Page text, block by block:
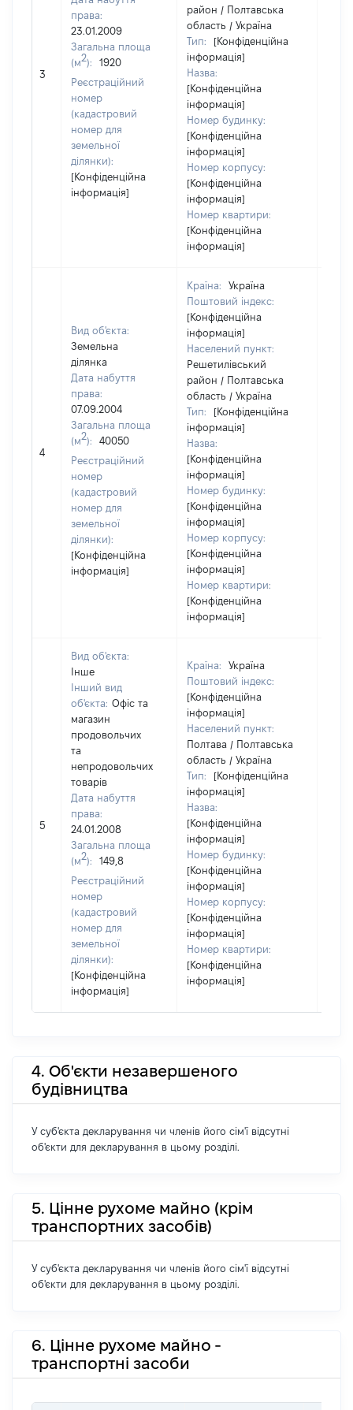
3
права:
23.01.2009
Загальна площа
(м2):
1920
Реєстраційний
номер
(кадастровий
номер для
земельної
ділянки):
[Конфіденційна
інформація]
район / Полтавська
область / Україна
Тип:
[Конфіденційна
інформація]
Назва:
[Конфіденційна
інформація]
Номер будинку:
[Конфіденційна
інформація]
Номер корпусу:
[Конфіденційна
інформація]
Номер квартири:
[Конфіденційна
інформація]
4
Вид об'єкта:
Земельна
ділянка
Дата набуття
права:
07.09.2004
Загальна площа
(м2):
40050
Реєстраційний
номер
(кадастровий
номер для
земельної
ділянки):
[Конфіденційна
інформація]
Країна:
Україна
Поштовий індекс:
[Конфіденційна
інформація]
Населений пункт:
Решетилівський
район / Полтавська
область / Україна
Тип:
[Конфіденційна
інформація]
Назва:
[Конфіденційна
інформація]
Номер будинку:
[Конфіденційна
інформація]
Номер корпусу:
[Конфіденційна
інформація]
Номер квартири:
[Конфіденційна
інформація]
5
Вид об'єкта:
Інше
Інший вид
об'єкта: Офіс та
магазин
продовольчих
та
непродовольчих
товарів
Дата набуття
права:
24.01.2008
Загальна площа
(м2):
149,8
Реєстраційний
номер
(кадастровий
номер для
земельної
ділянки):
[Конфіденційна
інформація]
Країна:
Україна
Поштовий індекс:
[Конфіденційна
інформація]
Населений пункт:
Полтава / Полтавська
область / Україна
Тип:
[Конфіденційна
інформація]
Назва:
[Конфіденційна
інформація]
Номер будинку:
[Конфіденційна
інформація]
Номер корпусу:
[Конфіденційна
інформація]
Номер квартири:
[Конфіденційна
інформація]
4. Об'єкти незавершеного
будівництва
У суб'єкта декларування чи членів його сім'ї відсутні
об'єкти для декларування в цьому розділі.
5. Цінне рухоме майно (крім
транспортних засобів)
У суб'єкта декларування чи членів його сім'ї відсутні
об'єкти для декларування в цьому розділі.
6. Цінне рухоме майно -
транспортні засоби